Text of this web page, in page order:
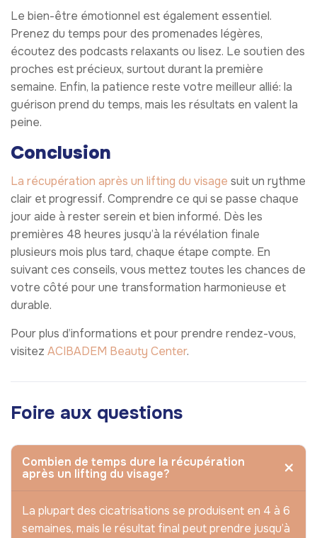
Le bien-être émotionnel est également essentiel.
Prenez du temps pour des promenades légères,
écoutez des podcasts relaxants ou lisez. Le soutien des
proches est précieux, surtout durant la première
semaine. Enfin, la patience reste votre meilleur allié: la
guérison prend du temps, mais les résultats en valent la
peine.
Conclusion
La récupération après un lifting du visage suit un rythme
clair et progressif. Comprendre ce qui se passe chaque
jour aide à rester serein et bien informé. Dès les
premières 48 heures jusqu’à la révélation finale
plusieurs mois plus tard, chaque étape compte. En
suivant ces conseils, vous mettez toutes les chances de
votre côté pour une transformation harmonieuse et
durable.
Pour plus d’informations et pour prendre rendez-vous,
visitez ACIBADEM Beauty Center.
Foire aux questions
Combien de temps dure la récupération
après un lifting du visage?
La plupart des cicatrisations se produisent en 4 à 6
semaines, mais le résultat final peut prendre jusqu’à